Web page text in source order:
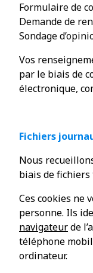
Formulaire de
Demande de
Sondage
Vos
par le biais de
électronique,
Fichiers
Nous
biais de fichiers
Ces cookies ne
personne. Ils
navigateurde
téléphone
ordinateur.